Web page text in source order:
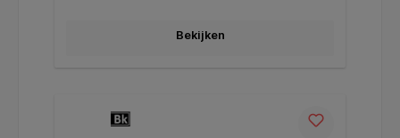
zijn uitsluitend als referentie gebruikt. Afbeeldingen
worden illustratief gebruikt. De rechten hiervan liggen
Bekijken